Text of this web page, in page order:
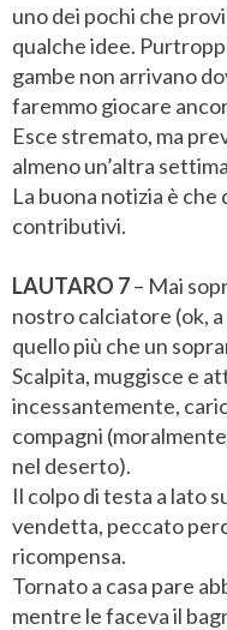
uno dei pochi che
qualche idee.
gambe non arrivano
faremmo giocare
Esce stremato, ma
almeno un’altra
La buona notizia è
contributivi.
LAUTARO 7– Mai
nostro calciatore (ok,
quello più che un
Scalpita, muggisce e
incessantemente,
compagni
nel deserto).
Il colpo di testa a lato
vendetta, peccato
ricompensa.
Tornato a casa pare
mentre le faceva il